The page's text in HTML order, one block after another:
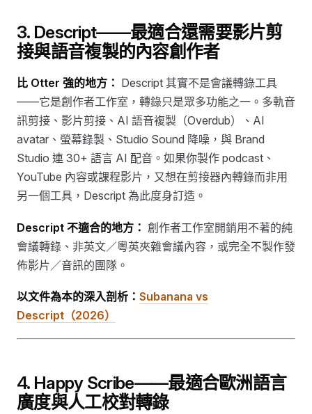
3. Descript——最適合還需要影片剪
接與語音複製的內容創作者
比 Otter 強的地方： Descript 其實不是會議轉錄工具
——它是創作者工作室，轉錄只是眾多功能之一。多軌音
訊剪接、影片剪接、AI 語音複製（Overdub）、AI
avatar、螢幕錄製、Studio Sound 降噪，與 Brand
Studio 連 30+ 語言 AI 配音。如果你製作 podcast、
YouTube 內容或課程影片，又想在剪接器內轉錄而非用
另一個工具，Descript 為此度身訂造。
Descript 不適合的地方： 創作者工作室開銷用不著的純
會議轉錄、非英文／粵英夾雜會議內容，或完全不製作發
佈影片／音訊的團隊。
以文件為本的深入剖析： Subanana vs
Descript（2026）
4. Happy Scribe——最適合歐洲語言
廣度與人工校對轉錄